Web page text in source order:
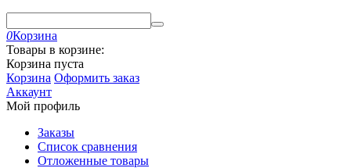
0Корзина
Товары в корзине:
Корзина пуста
Корзина Оформить заказ
Аккаунт
Мой профиль
Заказы
Список сравнения
Отложенные товары